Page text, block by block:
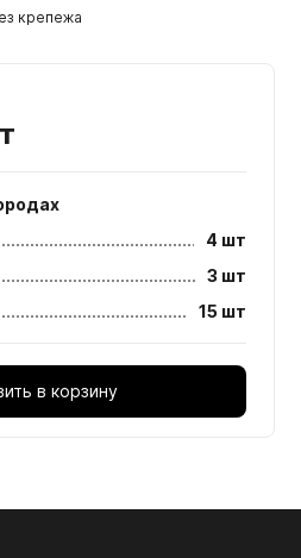
крепежа
4 шт
3 шт
15 шт
в корзину